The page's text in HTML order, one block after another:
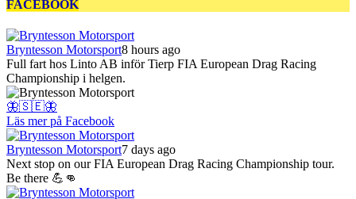
FACEBOOK
Bryntesson Motorsport8 hours ago
Full fart hos Linto AB inför Tierp FIA European Drag Racing
Championship i helgen.
🦋🇸🇪🦋
Läs mer på Facebook
Bryntesson Motorsport7 days ago
Next stop on our FIA European Drag Racing Championship tour.
Be there 💪👊